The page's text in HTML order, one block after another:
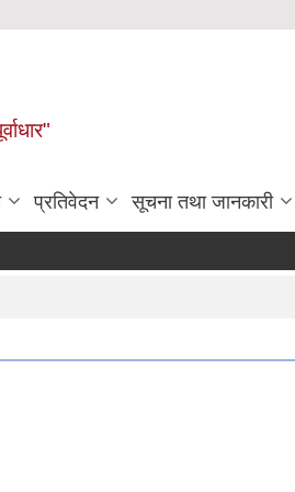
प्रतिवेदन सूचना तथा जानकारी